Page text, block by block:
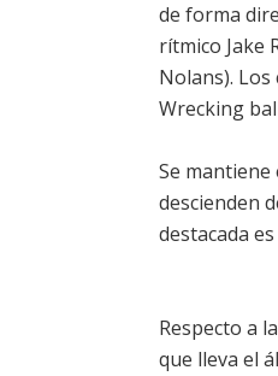
de forma
rítmico Jake
Nolans).
Wrecking
Se
descienden
destacada es
Respecto a la
que lleva el